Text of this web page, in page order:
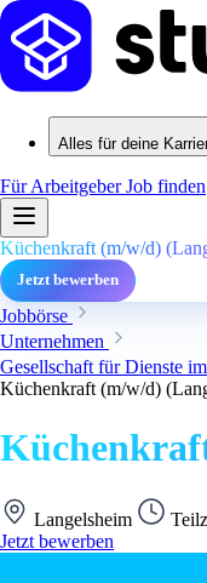
Alles für deine
Für ArbeitgeberJob finden
Küchenkraft (m/w/d)
Jetzt bewerben
Jobbörse
Unternehmen
Gesellschaft für Dienste
Küchenkraft (m/w/d)
Langelsheim
Jetzt bewerben